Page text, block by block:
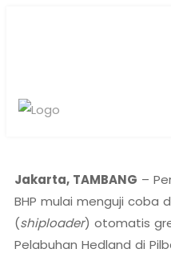
Jakarta, TAMBANG –
BHP mulai menguji coba
(shiploader) otomatis
Pelabuhan Hedland di